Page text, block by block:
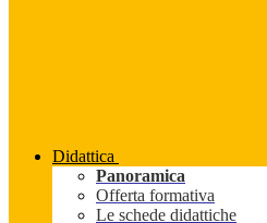
Didattica
Panoramica
Offerta formativa
Le schede didattiche